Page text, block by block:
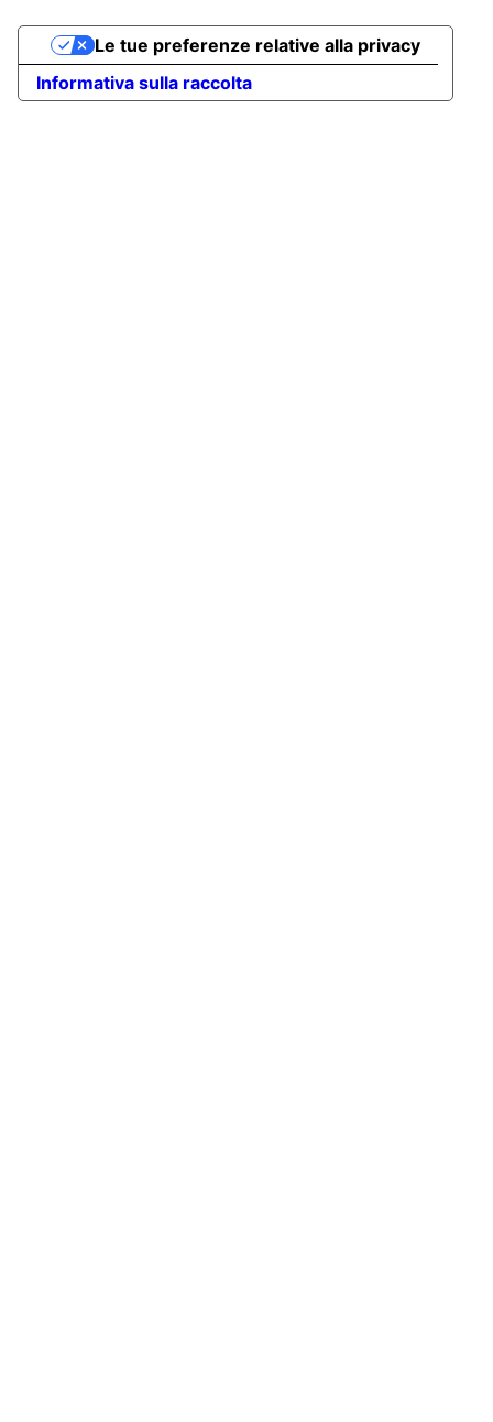
Informativa sulla raccolta
Le tue preferenze relative alla privacy